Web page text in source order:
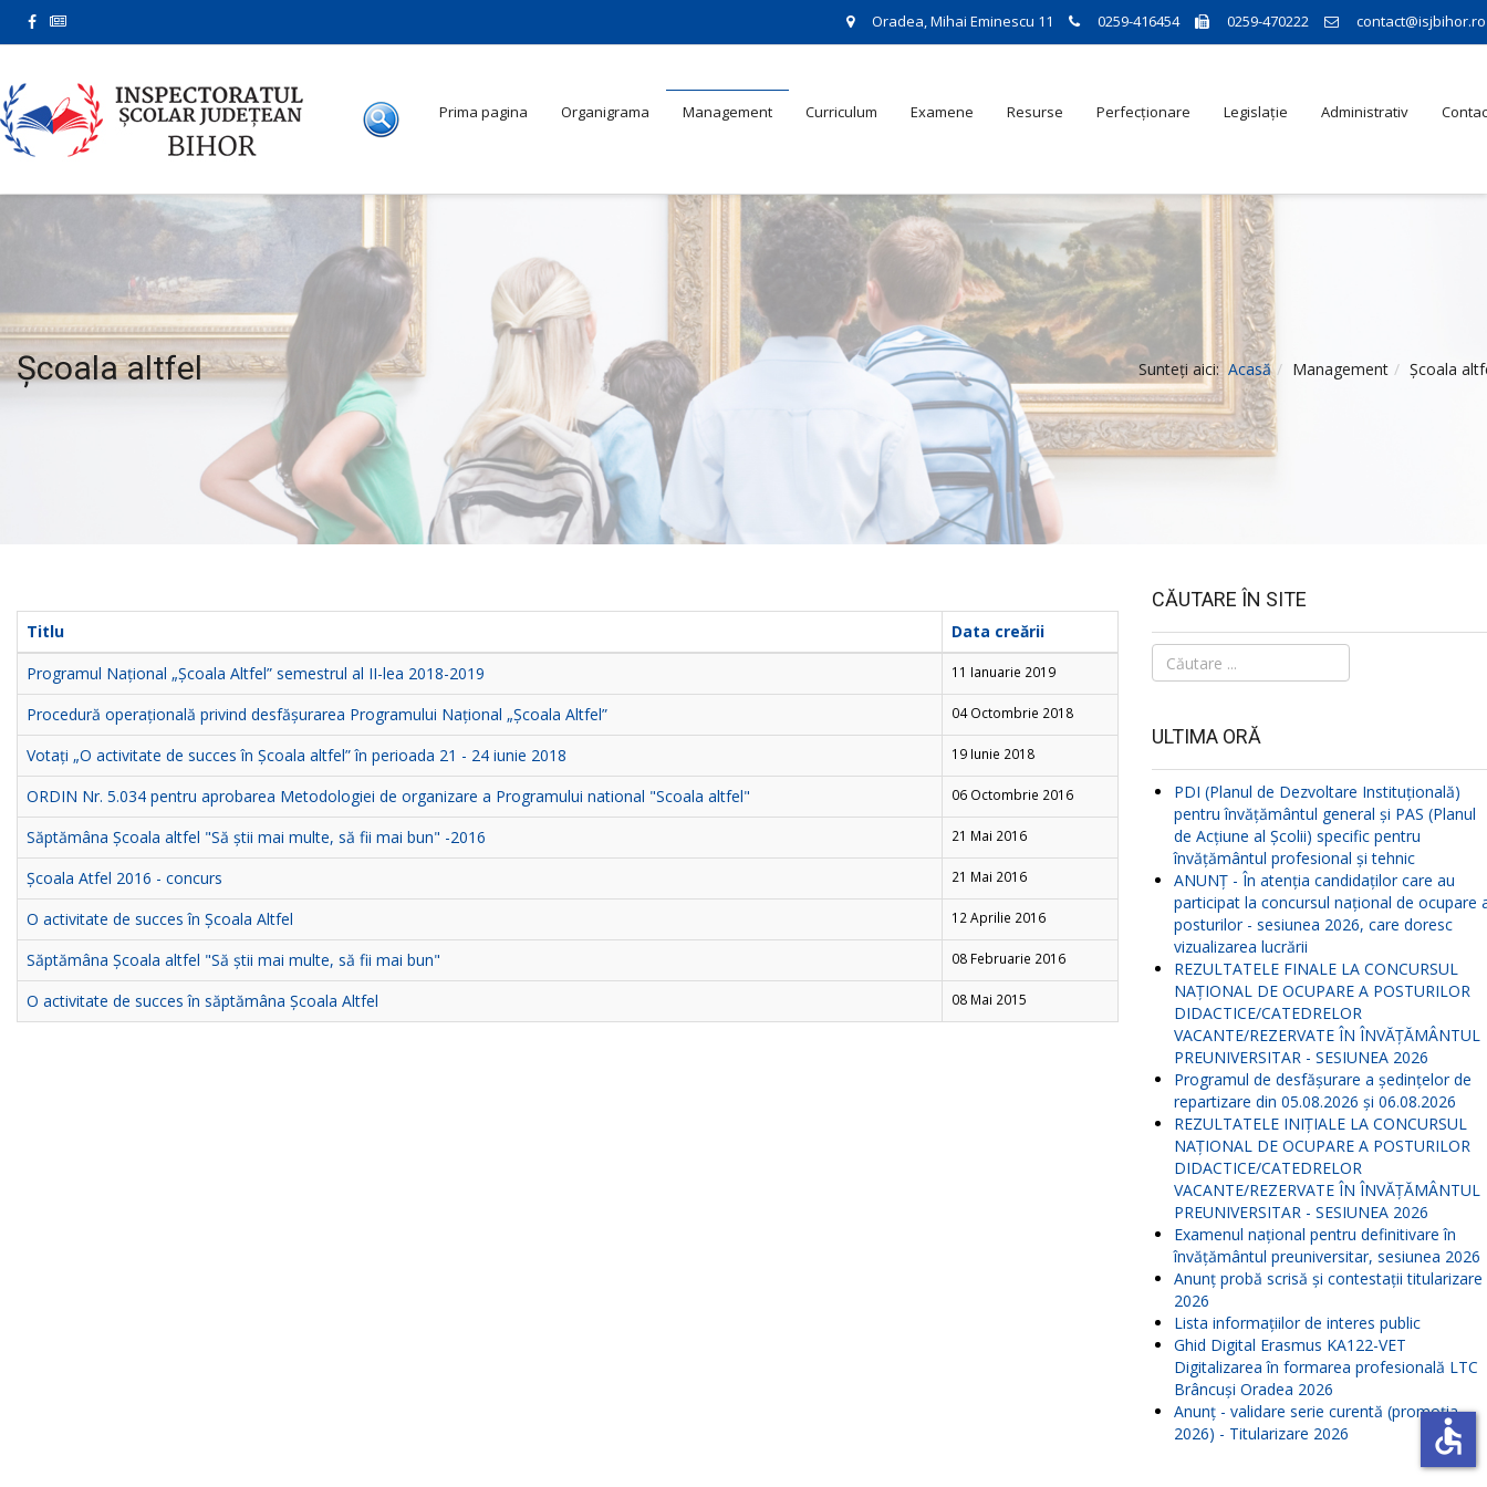
Oradea, Mihai Eminescu 11 0259-416454 0259-470222 contact@isjbihor.ro
Prima pagina Organigrama Management Curriculum Examene Resurse Perfecționare Legislație Administrativ
Școala altfel Sunteți aici: Acasă Management Școala
Titlu
Data creării
Programul Național „Școala Altfel” semestrul al II-lea 2018-2019
11 Ianuarie 2019
Procedură operațională privind desfășurarea Programului Național „Școala Altfel” 04 Octombrie 2018
Votați „O activitate de succes în Școala altfel” în perioada 21 - 24 iunie 2018 19 Iunie 2018
ORDIN Nr. 5.034 pentru aprobarea Metodologiei de organizare a Programului national "Scoala altfel" 06 Octombrie 2016
Săptămâna Școala altfel "Să știi mai multe, să fii mai bun" -2016 21 Mai 2016
Școala Atfel 2016 - concurs 21 Mai 2016
O activitate de succes în Școala Altfel 12 Aprilie 2016
Săptămâna Școala altfel "Să știi mai multe, să fii mai bun" 08 Februarie 2016
O activitate de succes în săptămâna Școala Altfel 08 Mai 2015
CĂUTARE ÎN SITE
Căutare
...
ULTIMA ORĂ
PDI (Planul de Dezvoltare Instituțională)
pentru învățământul general și PAS (Planul
de Acțiune al Școlii) specific pentru
învățământul profesional și tehnic
ANUNŢ - În atenția candidaților care au
participat la concursul național de ocupare
posturilor - sesiunea 2026, care doresc
vizualizarea lucrării
REZULTATELE FINALE LA CONCURSUL
NAŢIONAL DE OCUPARE A POSTURILOR
DIDACTICE/CATEDRELOR
VACANTE/REZERVATE ÎN ÎNVĂŢĂMÂNTUL
PREUNIVERSITAR - SESIUNEA 2026
Programul de desfășurare a ședințelor de
repartizare din 05.08.2026 și 06.08.2026
REZULTATELE INIŢIALE LA CONCURSUL
NAŢIONAL DE OCUPARE A POSTURILOR
DIDACTICE/CATEDRELOR
VACANTE/REZERVATE ÎN ÎNVĂŢĂMÂNTUL
PREUNIVERSITAR - SESIUNEA 2026
Examenul național pentru definitivare în
învățământul preuniversitar, sesiunea 2026
Anunț probă scrisă și contestații titularizare
2026
Lista informațiilor de interes public
Ghid Digital Erasmus KA122-VET
Digitalizarea în formarea profesională LTC
Brâncuși Oradea 2026
Anunț - validare serie curentă (promoția
2026) - Titularizare 2026
accessible